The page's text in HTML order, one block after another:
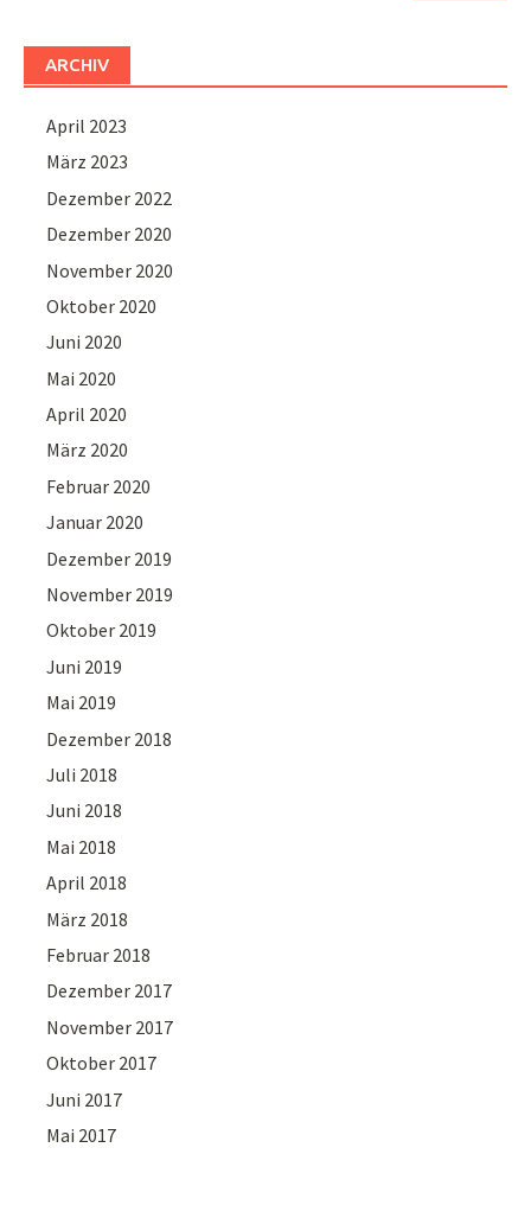
ARCHIV
April 2023
März 2023
Dezember 2022
Dezember 2020
November 2020
Oktober 2020
Juni 2020
Mai 2020
April 2020
März 2020
Februar 2020
Januar 2020
Dezember 2019
November 2019
Oktober 2019
Juni 2019
Mai 2019
Dezember 2018
Juli 2018
Juni 2018
Mai 2018
April 2018
März 2018
Februar 2018
Dezember 2017
November 2017
Oktober 2017
Juni 2017
Mai 2017